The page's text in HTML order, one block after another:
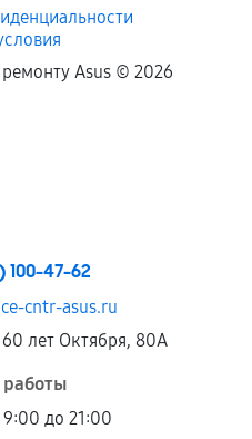
Asus © 2026
100-47-62
cntr-asus.ru
лет Октября, 80А
до 21:00